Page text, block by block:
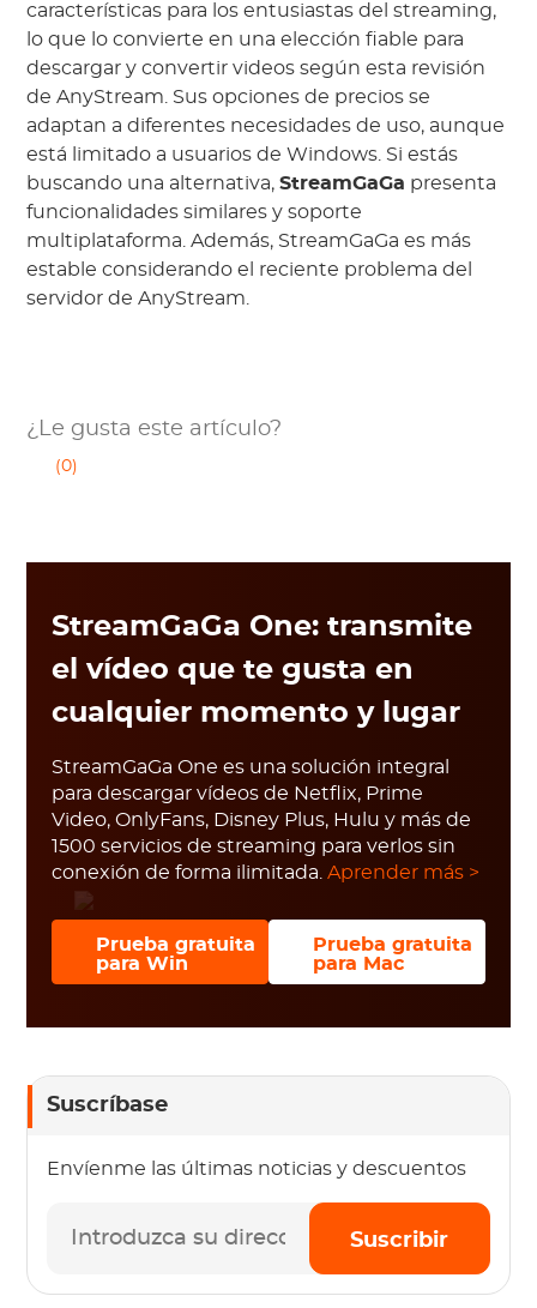
características para los entusiastas del streaming,
lo que lo convierte en una elección fiable para
descargar y convertir videos según esta revisión
de AnyStream. Sus opciones de precios se
adaptan a diferentes necesidades de uso, aunque
está limitado a usuarios de Windows. Si estás
buscando una alternativa,StreamGaGa presenta
funcionalidades similares y soporte
multiplataforma. Además, StreamGaGa es más
estable considerando el reciente problema del
servidor de AnyStream.
¿Le gusta este artículo?
(0)
StreamGaGa One: transmite
el vídeo que te gusta en
cualquier momento y lugar
StreamGaGa One es una solución integral
para descargar vídeos de Netflix, Prime
Video, OnlyFans, Disney Plus, Hulu y más de
1500 servicios de streaming para verlos sin
conexión de forma ilimitada. Aprender más >
Prueba gratuita
para Win
Prueba gratuita
para Mac
Suscríbase
Envíenme las últimas noticias y descuentos
Suscribir